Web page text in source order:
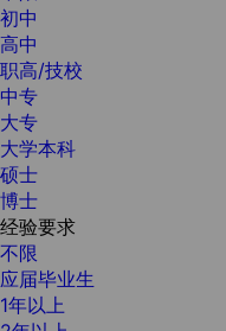
初中
高中
职高/技校
中专
大专
大学本科
硕士
博士
经验要求
不限
应届毕业生
1年以上